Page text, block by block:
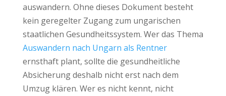
auswandern. Ohne dieses Dokument besteht
kein geregelter Zugang zum ungarischen
staatlichen Gesundheitssystem. Wer das Thema
Auswandern nach Ungarn als Rentner
ernsthaft plant, sollte die gesundheitliche
Absicherung deshalb nicht erst nach dem
Umzug klären. Wer es nicht kennt, nicht